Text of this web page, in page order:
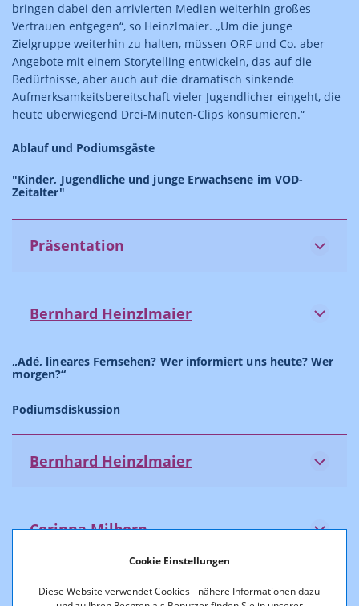
Cookie Einstellungen
Diese Website verwendet Cookies - nähere Informationen dazu
bringen dabei den arrivierten Medien weiterhin großes
Vertrauen entgegen“, so Heinzlmaier. „Um die junge
Zielgruppe weiterhin zu halten, müssen ORF und Co. aber
Angebote mit einem Storytelling entwickeln, das auf die
Bedürfnisse, aber auch auf die dramatisch sinkende
Aufmerksamkeitsbereitschaft vieler Jugendlicher eingeht, die
heute überwiegend Drei-Minuten-Clips konsumieren.“
Ablauf und Podiumsgäste
"Kinder, Jugendliche und junge Erwachsene im VOD-
Zeitalter"
Präsentation
Bernhard Heinzlmaier
„Adé, lineares Fernsehen? Wer informiert uns heute? Wer
morgen?“
Podiumsdiskussion
Bernhard Heinzlmaier
Corinna Milborn
Maximilian Ratzenböck